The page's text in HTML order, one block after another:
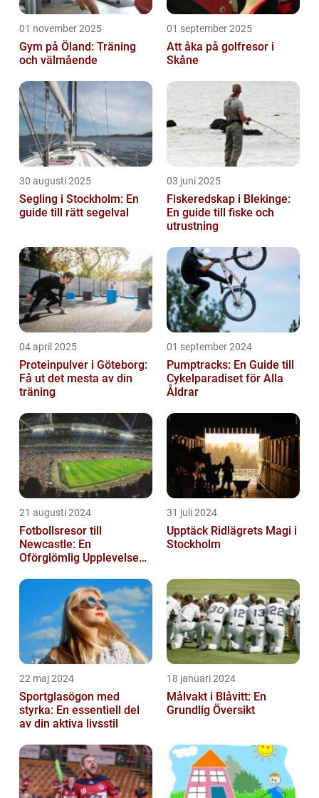
01 november 2025
Gym på Öland: Träning
och välmående
01 september 2025
Att åka på golfresor i
Skåne
30 augusti 2025
Segling i Stockholm: En
guide till rätt segelval
03 juni 2025
Fiskeredskap i Blekinge:
En guide till fiske och
utrustning
04 april 2025
Proteinpulver i Göteborg:
Få ut det mesta av din
träning
01 september 2024
Pumptracks: En Guide till
Cykelparadiset för Alla
Åldrar
21 augusti 2024
Fotbollsresor till
Newcastle: En
Oförglömlig Upplevelse
31 juli 2024
Upptäck Ridlägrets Magi i
Stockholm
22 maj 2024
Sportglasögon med
styrka: En essentiell del
av din aktiva livsstil
18 januari 2024
Målvakt i Blåvitt: En
Grundlig Översikt